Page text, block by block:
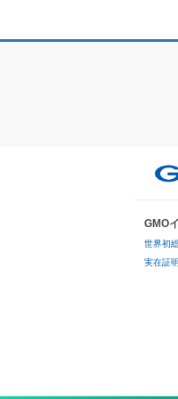
GMO
世界初
実在証